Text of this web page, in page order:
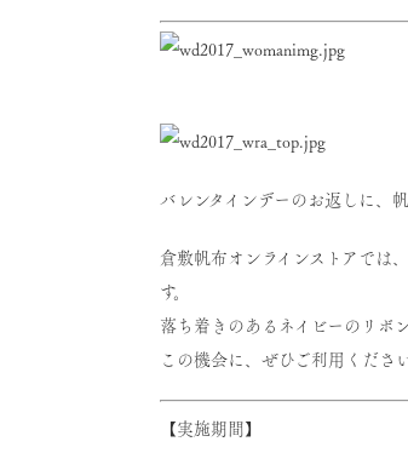
バレンタインデーのお返しに、
倉敷帆布オンラインストアでは
す。
落ち着きのあるネイビーのリボ
この機会に、ぜひご利用ください
【実施期間】